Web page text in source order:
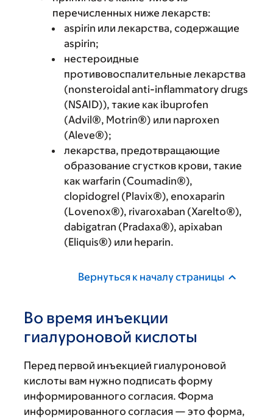
перечисленных ниже лекарств:
aspirin или лекарства, содержащие
aspirin;
нестероидные
противовоспалительные лекарства
(nonsteroidal anti-inflammatory drugs
(NSAID)), такие как ibuprofen
(Advil®, Motrin®) или naproxen
(Aleve®);
лекарства, предотвращающие
образование сгустков крови, такие
как warfarin (Coumadin®),
clopidogrel (Plavix®), enoxaparin
(Lovenox®), rivaroxaban (Xarelto®),
dabigatran (Pradaxa®), apixaban
(Eliquis®) или heparin.
Вернуться к началу страницы
Во время инъекции
гиалуроновой кислоты
Перед первой инъекцией гиалуроновой
кислоты вам нужно подписать форму
информированного согласия. Форма
информированного согласия — это форма,